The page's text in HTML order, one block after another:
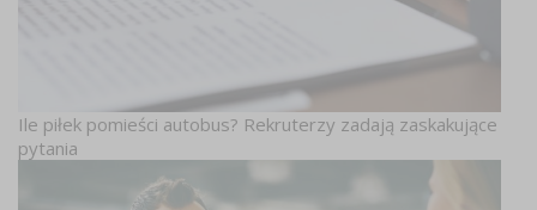
Ile piłek pomieści autobus? Rekruterzy zadają zaskakujące
pytania